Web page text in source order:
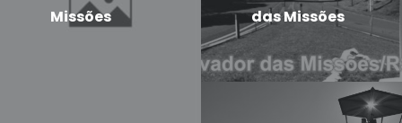
Missões
das Missões